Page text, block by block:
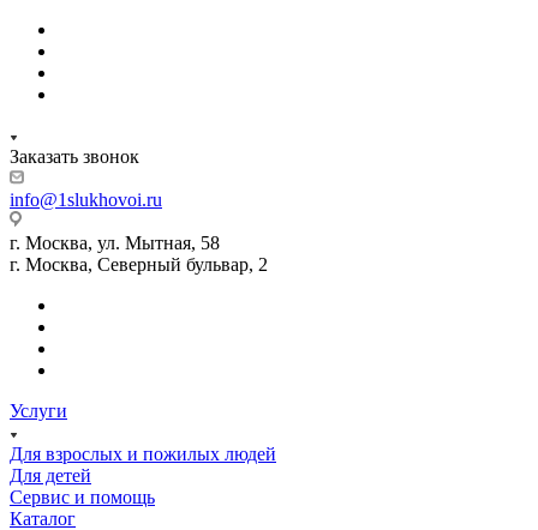
Заказать звонок
info@1slukhovoi.ru
г. Москва, ул. Мытная, 58
г. Москва, Северный бульвар, 2
Услуги
Для взрослых и пожилых людей
Для детей
Сервис и помощь
Каталог